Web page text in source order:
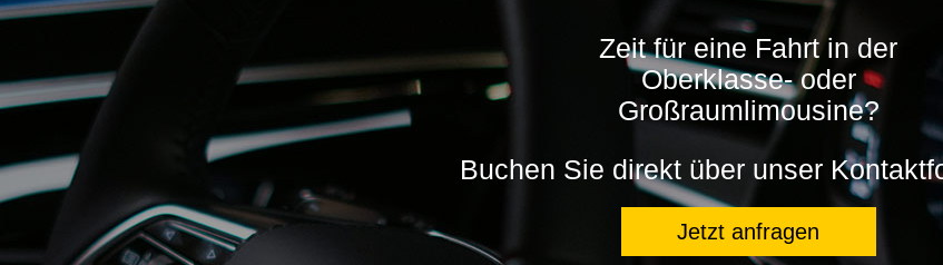
Zeit für eine Fahrt in der
Oberklasse- oder
Großraumlimousine?
Buchen Sie direkt über unser
Jetzt anfragen